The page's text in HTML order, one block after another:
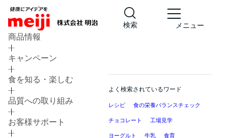
検索 メニュー
商品情報
キャンペーン
食を知る・楽しむ
品質への取り組み
お客様サポート
よく検索されているワード
レシピ 食の栄養バランスチェック
チョコレート 工場見学
ヨーグルト 牛乳 食育